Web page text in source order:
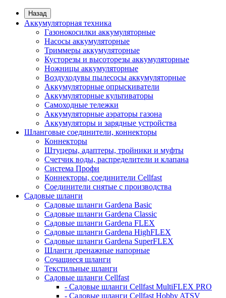
Назад
Аккумуляторная техника
Газонокосилки аккумуляторные
Насосы аккумуляторные
Триммеры аккумуляторные
Кусторезы и высоторезы аккумуляторные
Ножницы аккумуляторные
Воздуходувы пылесосы аккумуляторные
Аккумуляторные опрыскиватели
Аккумуляторные культиваторы
Самоходные тележки
Аккумуляторные аэраторы газона
Аккумуляторы и зарядные устройства
Шланговые соединители, коннекторы
Коннекторы
Штуцеры, адаптеры, тройники и муфты
Счетчик воды, распределители и клапана
Система Профи
Коннекторы, соединители Cellfast
Соединители снятые с производства
Садовые шланги
Садовые шланги Gardena Basic
Садовые шланги Gardena Classic
Садовые шланги Gardena FLEX
Садовые шланги Gardena HighFLEX
Садовые шланги Gardena SuperFLEX
Шланги дренажные напорные
Сочащиеся шланги
Текстильные шланги
Садовые шланги Cellfast
- Садовые шланги Cellfast MultiFLEX PRO
- Садовые шланги Cellfast Hobby ATSV